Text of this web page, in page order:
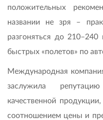
положительных
названии не зря –
разгоняться до
быстрых «полетов» по
Международная
заслужила
качественной
соотношением цены и